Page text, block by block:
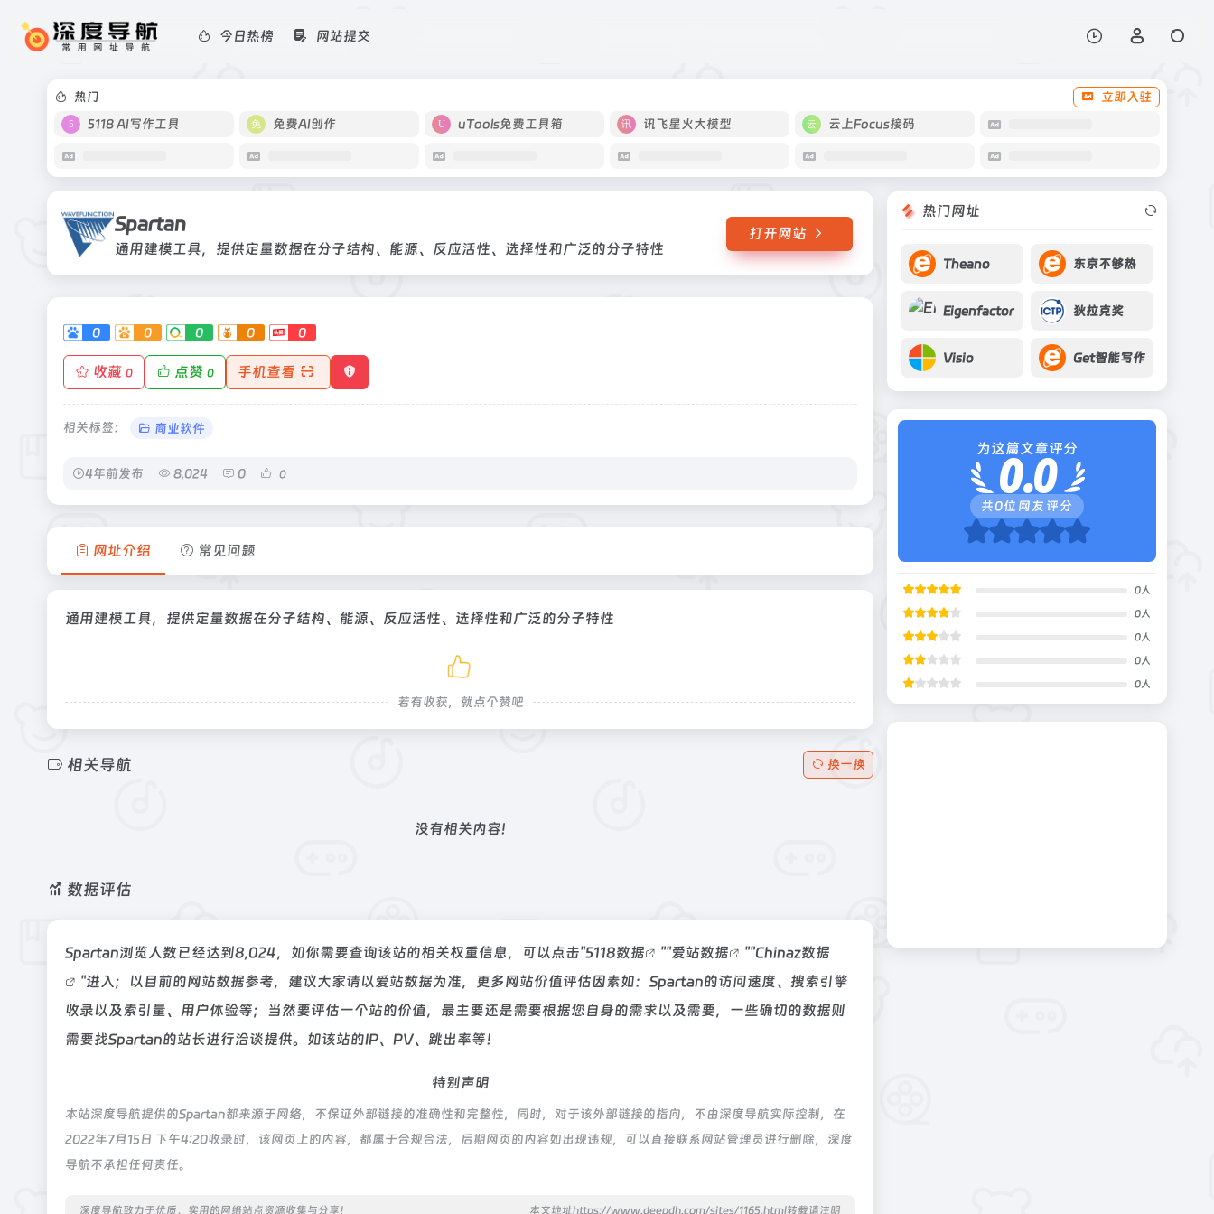
今日热榜 网站提交
热门
立即入驻
5118 AI写作工具
免费AI创作 uTools免费工具箱 讯飞星火大模型 云上Focus接码
Spartan
通用建模工具，提供定量数据在分子结构、能源、反应活性、选择性和广泛的分子特性
打开网站
0 0 0 0 0
收藏 0 点赞 0 手机查看
相关标签： 商业软件
4年前发布 8,024 0 0
网址介绍 常见问题
通用建模工具，提供定量数据在分子结构、能源、反应活性、选择性和广泛的分子特性
若有收获，就点个赞吧
相关导航 换一换
没有相关内容!
数据评估
Spartan浏览人数已经达到8,024，如你需要查询该站的相关权重信息，可以点击"5118数据 ""爱站数据 ""Chinaz数据
"进入；以目前的网站数据参考，建议大家请以爱站数据为准，更多网站价值评估因素如：Spartan的访问速度、搜索引擎
收录以及索引量、用户体验等；当然要评估一个站的价值，最主要还是需要根据您自身的需求以及需要，一些确切的数据则
需要找Spartan的站长进行洽谈提供。如该站的IP、PV、跳出率等！
特别声明
本站深度导航提供的Spartan都来源于网络，不保证外部链接的准确性和完整性，同时，对于该外部链接的指向，不由深度导航实际控制，在
2022年7月15日 下午4:20收录时，该网页上的内容，都属于合规合法，后期网页的内容如出现违规，可以直接联系网站管理员进行删除，深度
导航不承担任何责任。
深度导航致力于优质、实用的网络站点资源收集与分享！ 本文地址https://www.deepdh.com/sites/1165.html转载请注明
热门网址
Theano 东京不够热
Eigenfactor 狄拉克奖
Visio Get智能写作
为这篇文章评分
0.0
共0位网友评分
0人
0人
0人
0人
0人